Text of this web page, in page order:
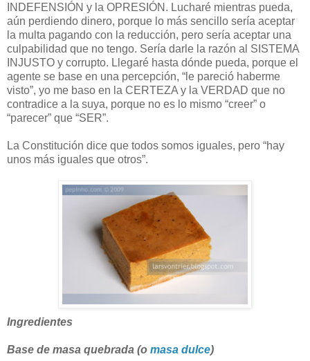
INDEFENSIÓN y la OPRESIÓN. Lucharé mientras pueda,
aún perdiendo dinero, porque lo más sencillo sería aceptar
la multa pagando con la reducción, pero sería aceptar una
culpabilidad que no tengo. Sería darle la razón al SISTEMA
INJUSTO y corrupto. Llegaré hasta dónde pueda, porque el
agente se base en una percepción, “le pareció haberme
visto”, yo me baso en la CERTEZA y la VERDAD que no
contradice a la suya, porque no es lo mismo “creer” o
“parecer” que “SER”.
La Constitución dice que todos somos iguales, pero “hay
unos más iguales que otros”.
Ingredientes
Base de masa quebrada (o masa dulce)